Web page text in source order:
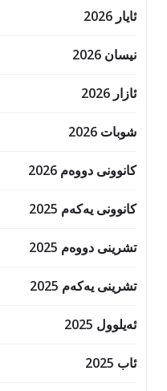
ئایار 2026
نیسان 2026
ئازار 2026
شوبات 2026
کانوونی دووەم 2026
کانوونی یەکەم 2025
تشرینی دووەم 2025
تشرینی یەکەم 2025
ئەیلوول 2025
ئاب 2025